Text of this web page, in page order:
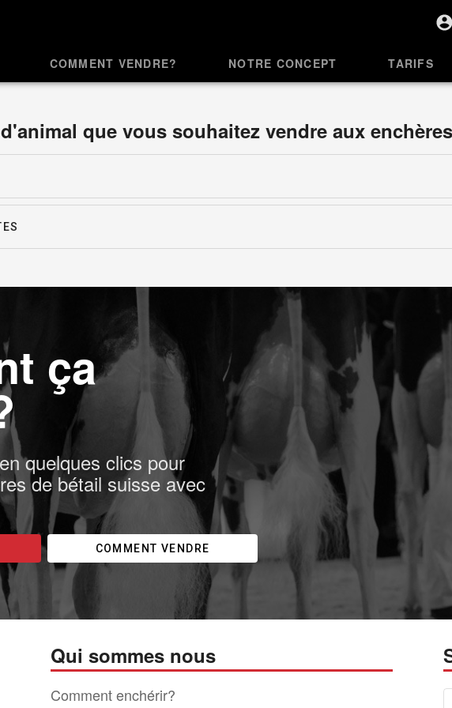
COMMENT VENDRE? NOTRE CONCEPT TARIFS
que vous souhaitez vendre aux enchères
ça
quelques clics pour
de bétail suisse avec
COMMENT VENDRE
Qui sommes nous
Comment enchérir?